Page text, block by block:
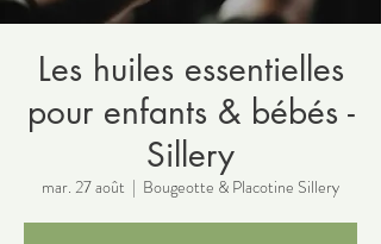
Les huiles essentielles
pour enfants & bébés -
Sillery
mar. 27 août
  |
Bougeotte & Placotine Sillery